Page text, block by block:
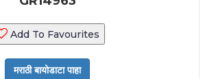
Add To Favourites